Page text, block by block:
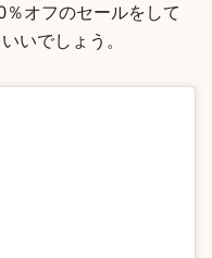
オフのセールをして
いでしょう。